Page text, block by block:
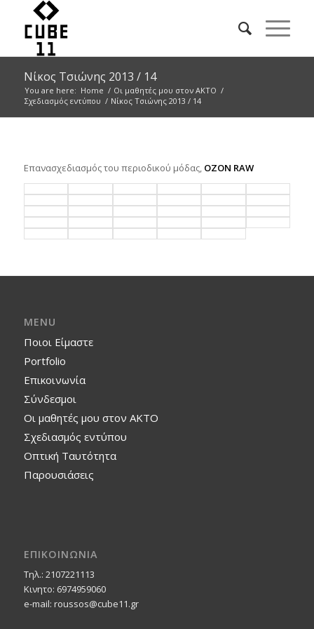
Νίκος Τσιώνης 2013 / 14
You are here: Home / Οι μαθητές μου στον ΑΚΤΟ /
Σχεδιασμός εντύπου / Νίκος Τσιώνης 2013 / 14
Επανασχεδιασμός του περιοδικού μόδας, OZON RAW
MENU
Ποιοι Είμαστε
Portfolio
Επικοινωνία
Σύνδεσμοι
Οι μαθητές μου στον ΑΚΤΟ
Σχεδιασμός εντύπου
Οπτική Ταυτότητα
Παρουσιάσεις
ΕΠΙΚΟΙΝΩΝΙΑ
Τηλ.: 2107221113
Κινητο: 6974959060
e-mail: roussos@cube11.gr